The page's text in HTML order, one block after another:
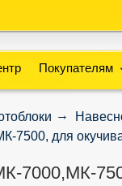
Покупателям
7500, для
7000,МК-